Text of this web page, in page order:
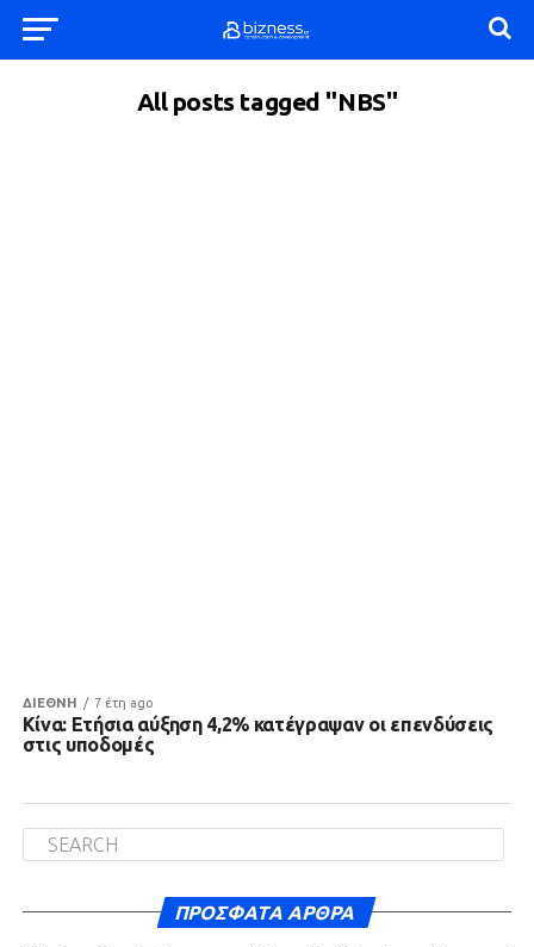
All posts tagged "NBS"
ΔΙΕΘΝΗ 7 έτη ago
Κίνα: Ετήσια αύξηση 4,2% κατέγραψαν οι επενδύσεις
στις υποδομές
ΠΡΌΣΦΑΤΑ ΆΡΘΡΑ